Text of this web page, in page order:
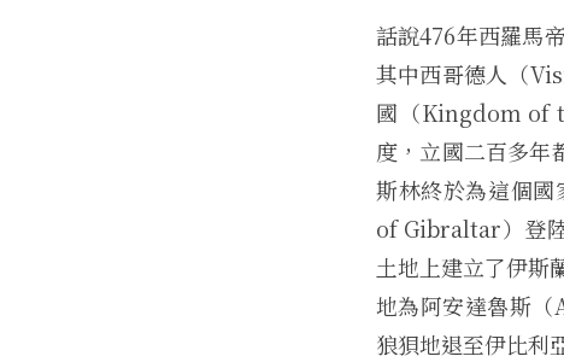
話說476年西羅馬
其中西哥德人（
國（Kingdom of
度，立國二百多年
斯林終於為這個
of Gibraltar）登
土地上建立了伊斯
地為阿安達魯斯
狼狽地退至伊比利